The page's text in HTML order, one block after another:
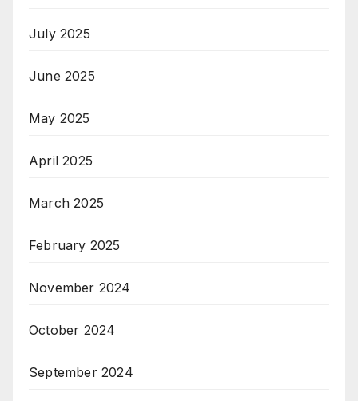
July 2025
June 2025
May 2025
April 2025
March 2025
February 2025
November 2024
October 2024
September 2024